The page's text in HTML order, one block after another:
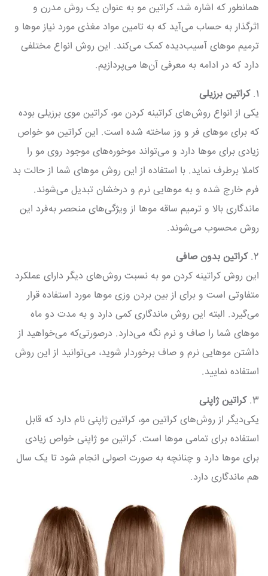
همانطور که اشاره شد، کراتین مو به عنوان یک روش مدرن و
اثرگذار به حساب می‌آید که به تامین مواد مغذی مورد نیاز موها و
ترمیم موهای آسیب‌دیده کمک می‌کند. این روش انواع مختلفی
دارد که در ادامه به معرفی آن‌ها می‌پردازیم.
1. کراتین برزیلی
یکی از انواع روش‌های کراتینه کردن مو، کراتین موی برزیلی بوده
که برای موهای فر و وز ساخته شده است. این کراتین مو خواص
زیادی برای موها دارد و می‌تواند موخوره‌های موجود روی مو را
کاملا برطرف نماید. با استفاده از این روش موهای شما از حالت بد
فرم خارج شده و به موهایی نرم و درخشان تبدیل می‌شوند.
ماندگاری بالا و ترمیم ساقه موها از ویژگی‌های منحصر به‌فرد این
روش محسوب می‌شوند.
2. کراتین بدون صافی
این روش کراتینه کردن مو به نسبت روش‌های دیگر دارای عملکرد
متفاوتی است و برای از بین بردن وزی موها مورد استفاده قرار
می‌گیرد. البته این روش ماندگاری کمی دارد و به مدت دو ماه
موهای شما را صاف و نرم نگه می‌دارد. درصورتی‌که می‌خواهید از
داشتن موهایی نرم و صاف برخوردار شوید، می‌توانید از این روش
استفاده نمایید.
3. کراتین ژاپنی
یکی‌دیگر از روش‌های کراتین مو، کراتین ژاپنی نام دارد که قابل
استفاده برای تمامی موها است. کراتین مو ژاپنی خواص زیادی
برای موها دارد و چنانچه به صورت اصولی انجام شود تا یک سال
هم ماندگاری دارد.